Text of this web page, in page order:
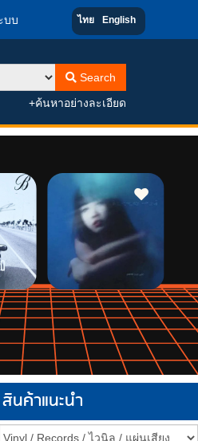
บบ ไทย English
Search
+ค้นหาอย่างละเอียด
สินค้าแนะนำ